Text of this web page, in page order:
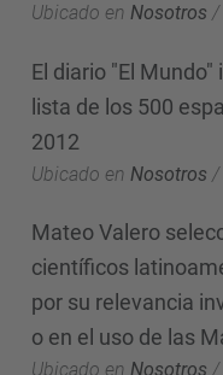
Ubicado en Nosotros /
El diario "El
lista de los 500
2012
Ubicado en Nosotros /
Mateo Valero
científicos
por su relevancia
o en el uso de las
Ubicado en Nosotros /